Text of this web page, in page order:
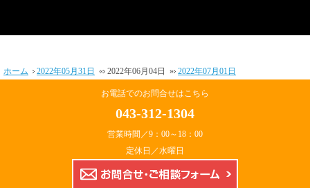
ホーム 2022年05月31日 « 2022年06月04日 » 2022年07月01日
お電話でのお問合せはこちら
043-312-1304
営業時間／9：00～18：00
定休日／水曜日